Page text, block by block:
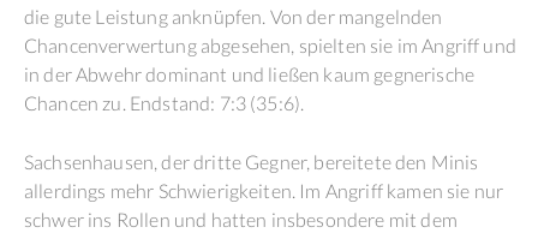
die gute Leistung anknüpfen. Von der mangelnden
Chancenverwertung abgesehen, spielten sie im Angriff und
in der Abwehr dominant und ließen kaum gegnerische
Chancen zu. Endstand: 7:3 (35:6).
Sachsenhausen, der dritte Gegner, bereitete den Minis
allerdings mehr Schwierigkeiten. Im Angriff kamen sie nur
schwer ins Rollen und hatten insbesondere mit dem